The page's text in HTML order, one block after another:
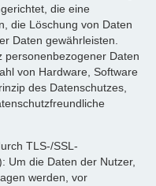
die eine
die Löschung von Daten
Daten gewährleisten.
personenbezogener Daten
von Hardware, Software
des Datenschutzes,
TLS-/SSL-
Um die Daten der Nutzer,
werden, vor